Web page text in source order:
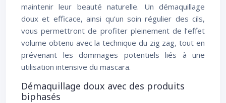
maintenir leur beauté naturelle. Un démaquillage
doux et efficace, ainsi qu’un soin régulier des cils,
vous permettront de profiter pleinement de l’effet
volume obtenu avec la technique du zig zag, tout en
prévenant les dommages potentiels liés à une
utilisation intensive du mascara.
Démaquillage doux avec des produits
biphasés